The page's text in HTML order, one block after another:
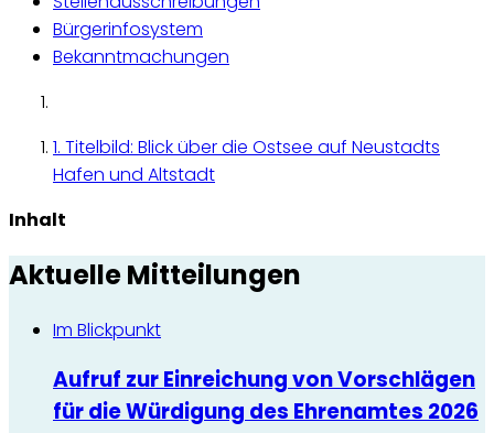
Bürgerinfosystem
Bekanntmachungen
1. Titelbild: Blick über die Ostsee auf Neustadts
Hafen und Altstadt
Inhalt
Aktuelle Mitteilungen
Im Blickpunkt
Aufruf zur Einreichung von Vorschlägen
für die Würdigung des Ehrenamtes 2026